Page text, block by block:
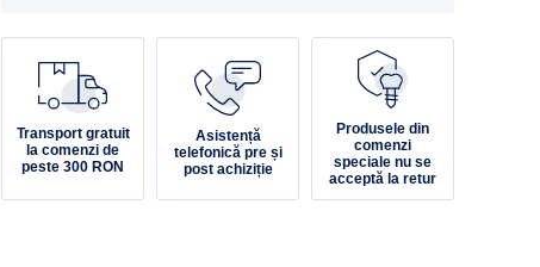
Transport gratuit
la comenzi de
peste 300 RON
Asistență
telefonică pre și
post achiziție
Produsele din
comenzi
speciale nu se
acceptă la retur